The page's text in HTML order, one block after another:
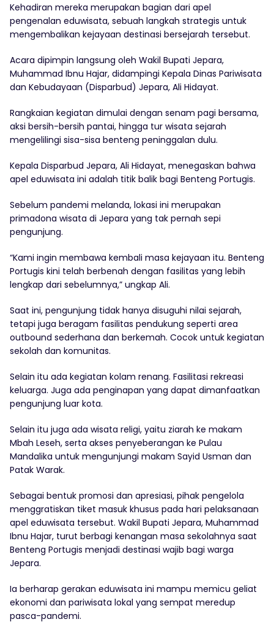
Kehadiran mereka merupakan bagian dari apel
pengenalan eduwisata, sebuah langkah strategis untuk
mengembalikan kejayaan destinasi bersejarah tersebut.
Acara dipimpin langsung oleh Wakil Bupati Jepara,
Muhammad Ibnu Hajar, didampingi Kepala Dinas Pariwisata
dan Kebudayaan (Disparbud) Jepara, Ali Hidayat.
Rangkaian kegiatan dimulai dengan senam pagi bersama,
aksi bersih-bersih pantai, hingga tur wisata sejarah
mengelilingi sisa-sisa benteng peninggalan dulu.
Kepala Disparbud Jepara, Ali Hidayat, menegaskan bahwa
apel eduwisata ini adalah titik balik bagi Benteng Portugis.
Sebelum pandemi melanda, lokasi ini merupakan
primadona wisata di Jepara yang tak pernah sepi
pengunjung.
“Kami ingin membawa kembali masa kejayaan itu. Benteng
Portugis kini telah berbenah dengan fasilitas yang lebih
lengkap dari sebelumnya,” ungkap Ali.
Saat ini, pengunjung tidak hanya disuguhi nilai sejarah,
tetapi juga beragam fasilitas pendukung seperti area
outbound sederhana dan berkemah. Cocok untuk kegiatan
sekolah dan komunitas.
Selain itu ada kegiatan kolam renang. Fasilitasi rekreasi
keluarga. Juga ada penginapan yang dapat dimanfaatkan
pengunjung luar kota.
Selain itu juga ada wisata religi, yaitu ziarah ke makam
Mbah Leseh, serta akses penyeberangan ke Pulau
Mandalika untuk mengunjungi makam Sayid Usman dan
Patak Warak.
Sebagai bentuk promosi dan apresiasi, pihak pengelola
menggratiskan tiket masuk khusus pada hari pelaksanaan
apel eduwisata tersebut. Wakil Bupati Jepara, Muhammad
Ibnu Hajar, turut berbagi kenangan masa sekolahnya saat
Benteng Portugis menjadi destinasi wajib bagi warga
Jepara.
Ia berharap gerakan eduwisata ini mampu memicu geliat
ekonomi dan pariwisata lokal yang sempat meredup
pasca-pandemi.